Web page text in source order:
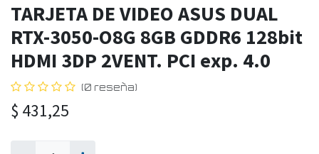
TARJETA DE VIDEO ASUS DUAL
RTX-3050-O8G 8GB GDDR6 128bit
HDMI 3DP 2VENT. PCI exp. 4.0
(0 reseña)
$ 431,25